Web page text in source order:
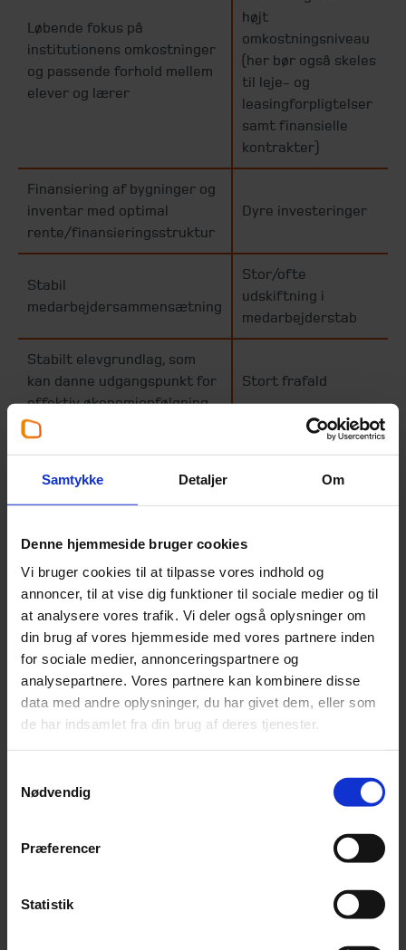
Samtykke Detaljer Om
Denne hjemmeside bruger cookies
Vi bruger cookies til at tilpasse vores indhold og
annoncer, til at vise dig funktioner til sociale medier og til
at analysere vores trafik. Vi deler også oplysninger om
din brug af vores hjemmeside med vores partnere inden
for sociale medier, annonceringspartnere og
analysepartnere. Vores partnere kan kombinere disse
data med andre oplysninger, du har givet dem, eller som
de har indsamlet fra din brug af deres tjenester.
Nødvendig
Præferencer
Statistik
Løbende fokus på
institutionens omkostninger
og passende forhold mellem
elever og lærer
højt
omkostningsniveau
(her bør også skeles
til leje- og
leasingforpligtelser
samt finansielle
kontrakter)
Finansiering af bygninger og
inventar med optimal
rente/finansieringsstruktur
Dyre investeringer
Stabil
medarbejdersammensætning
Stor/ofte
udskiftning i
medarbejderstab
Stabilt elevgrundlag, som
kan danne udgangspunkt for
effektiv økonomiopfølgning
Stort frafald
Robust og hyppig
danne grundlag for
beslutninger
Manglende eller
Tænker og arbejder
strategisk - udvikler løbende
institutionen og har
ledelsesmæssigt fokus på at
forny og forandre indholdet
af undervisningen
Ofte skift i
strategisk fokus
MEN– en fusion er ikke kun tal og strategier. Det er i
Hvordan kan institutionens særlige karakteristika
Bliver eleverne glemt og gemt på en større
Alderssammensætningen i elevgruppen ved en